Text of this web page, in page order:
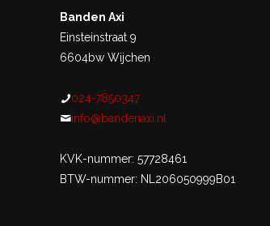
Banden Axi
Einsteinstraat 9
6604bw Wijchen
024-7850347
info@bandenaxi.nl
KVK-nummer: 57728461
BTW-nummer: NL206050999B01